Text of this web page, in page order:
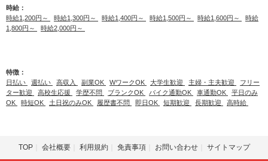
時給：
時給1,200円～
時給1,300円～ 時給1,400円～ 時給1,500円～ 時給1,600円～
時給
1,800円～
時給2,000円～
特徴：
日払い
週払い 高収入 副業OK WワークOK 大学生歓迎 主婦・主夫歓迎
フリー
ター歓迎
高校生応援 学歴不問 ブランクOK バイク通勤OK 車通勤OK
平日のみ
OK
時短OK 土日祝のみOK 履歴書不問 即日OK 短期歓迎 長期歓迎 高時給
TOP 会社概要 利用規約 免責事項 お問い合わせ サイトマップ